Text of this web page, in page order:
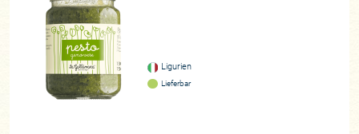
Ligurien
Lieferbar